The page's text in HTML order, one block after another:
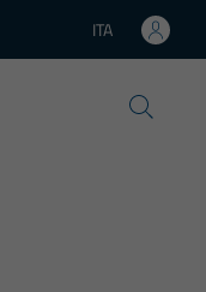
Lingua attiva:
ITA